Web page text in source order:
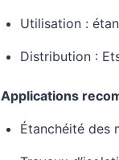
Utilisation :
Distribution :
Applications
Étanchéité des